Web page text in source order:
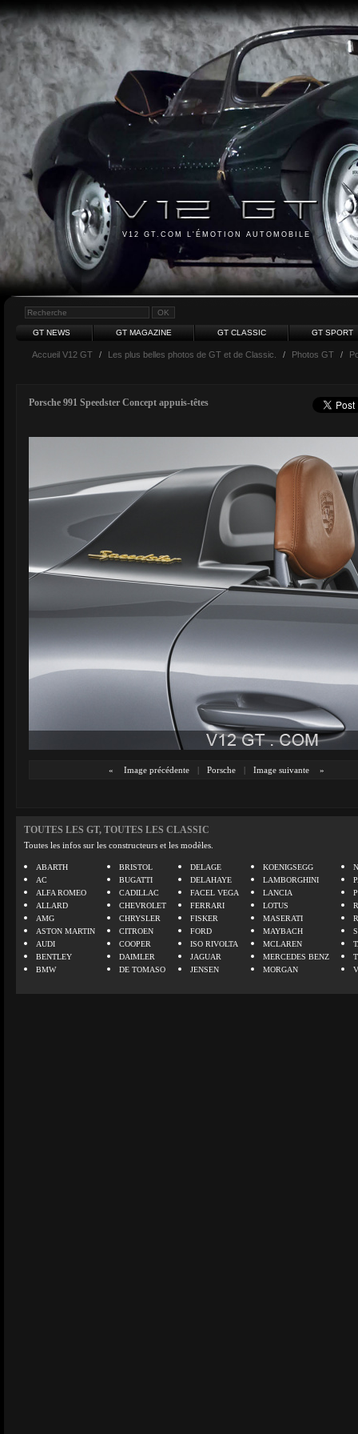
V12 GT.COM L'ÉMOTION AUTOMOBILE
GT NEWS GT MAGAZINE GT CLASSIC GT SPORT
Accueil V12 GT / Les plus belles photos de GT et de Classic. / Photos GT /
Porsche 991 Speedster Concept appuis-têtes
« Image précédente | Porsche | Image suivante »
TOUTES LES GT, TOUTES LES CLASSIC
Toutes les infos sur les constructeurs et les modèles.
ABARTH
AC
ALFA ROMEO
ALLARD
AMG
ASTON MARTIN
AUDI
BENTLEY
BMW
BRISTOL
BUGATTI
CADILLAC
CHEVROLET
CHRYSLER
CITROEN
COOPER
DAIMLER
DE TOMASO
DELAGE
DELAHAYE
FACEL VEGA
FERRARI
FISKER
FORD
ISO RIVOLTA
JAGUAR
JENSEN
KOENIGSEGG
LAMBORGHINI
LANCIA
LOTUS
MASERATI
MAYBACH
MCLAREN
MERCEDES BENZ
MORGAN